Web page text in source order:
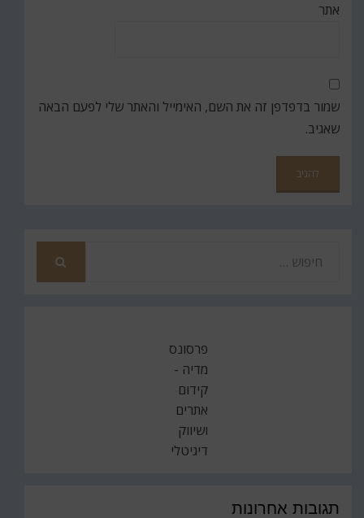
אתר
שמור בדפדפן זה את השם, האימייל והאתר שלי לפעם הבאה
שאגיב.
פרסונס
מדיה -
קידום
אתרים
ושיווק
דיגיטלי
תגובות אחרונות